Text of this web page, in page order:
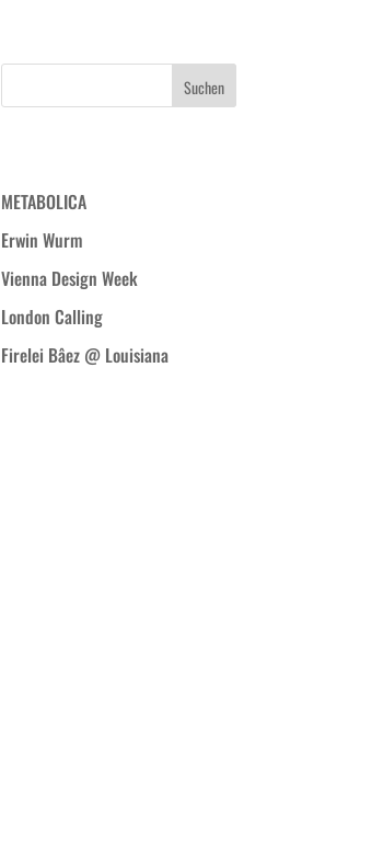
METABOLICA
Erwin Wurm
Vienna Design Week
London Calling
Firelei Bâez @ Louisiana